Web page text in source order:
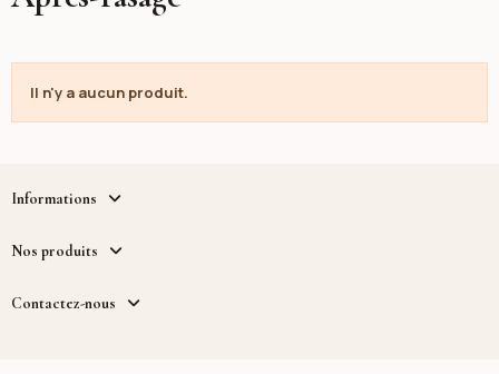
Il n'y a aucun produit.
Informations
Nos produits
Contactez-nous